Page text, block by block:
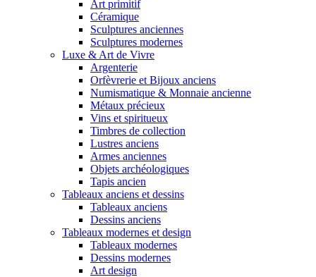
Art primitif
Céramique
Sculptures anciennes
Sculptures modernes
Luxe & Art de Vivre
Argenterie
Orfèvrerie et Bijoux anciens
Numismatique & Monnaie ancienne
Métaux précieux
Vins et spiritueux
Timbres de collection
Lustres anciens
Armes anciennes
Objets archéologiques
Tapis ancien
Tableaux anciens et dessins
Tableaux anciens
Dessins anciens
Tableaux modernes et design
Tableaux modernes
Dessins modernes
Art design